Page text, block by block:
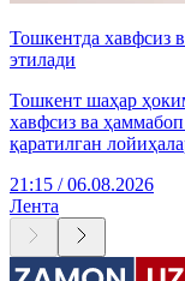
Тошкентда хавфсиз
этилади
Тошкент шаҳар
хавфсиз ва
қаратилган
21:15 / 06.08.2026
Лента